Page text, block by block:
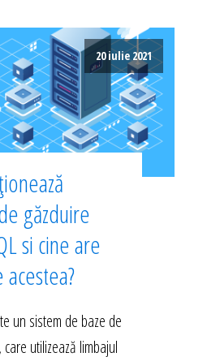
20 iulie 2021
găzduire
si cine are
un sistem de baze de
utilizează limbajul